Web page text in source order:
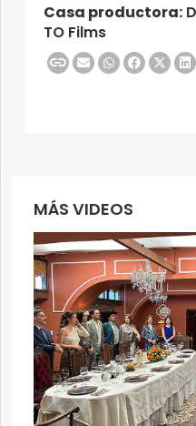
Casa productora:
TO Films
MÁS VIDEOS